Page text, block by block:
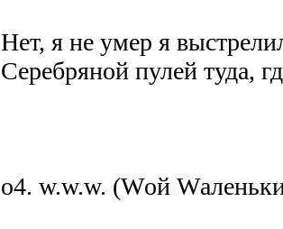
Нет, я не умер я
Серебряной пулей туда,
o4. w.w.w. (Wой